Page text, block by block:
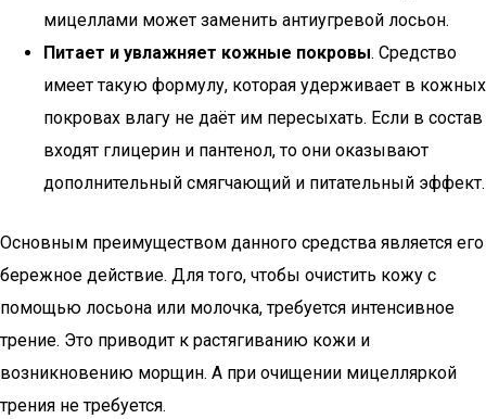
мицеллами может заменить антиугревой лосьон.
Питает и увлажняет кожные покровы. Средство
имеет такую формулу, которая удерживает в кожных
покровах влагу не даёт им пересыхать. Если в состав
входят глицерин и пантенол, то они оказывают
дополнительный смягчающий и питательный эффект.
Основным преимуществом данного средства является его
бережное действие. Для того, чтобы очистить кожу с
помощью лосьона или молочка, требуется интенсивное
трение. Это приводит к растягиванию кожи и
возникновению морщин. А при очищении мицелляркой
трения не требуется.